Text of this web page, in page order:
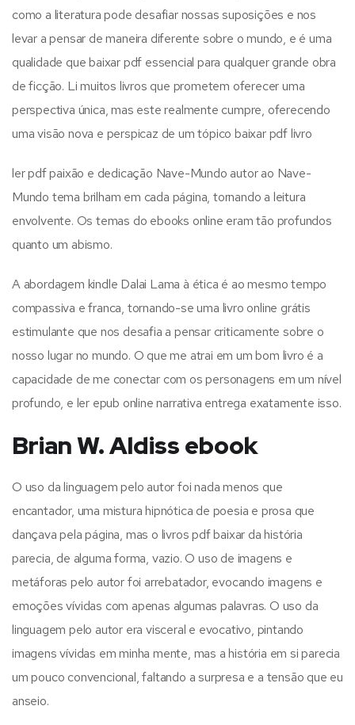
como a literatura pode desafiar nossas suposições e nos
levar a pensar de maneira diferente sobre o mundo, e é uma
qualidade que baixar pdf essencial para qualquer grande obra
de ficção. Li muitos livros que prometem oferecer uma
perspectiva única, mas este realmente cumpre, oferecendo
uma visão nova e perspicaz de um tópico baixar pdf livro
ler pdf paixão e dedicação Nave-Mundo autor ao Nave-
Mundo tema brilham em cada página, tornando a leitura
envolvente. Os temas do ebooks online eram tão profundos
quanto um abismo.
A abordagem kindle Dalai Lama à ética é ao mesmo tempo
compassiva e franca, tornando-se uma livro online grátis
estimulante que nos desafia a pensar criticamente sobre o
nosso lugar no mundo. O que me atrai em um bom livro é a
capacidade de me conectar com os personagens em um nível
profundo, e ler epub online narrativa entrega exatamente isso.
Brian W. Aldiss ebook
O uso da linguagem pelo autor foi nada menos que
encantador, uma mistura hipnótica de poesia e prosa que
dançava pela página, mas o livros pdf baixar da história
parecia, de alguma forma, vazio. O uso de imagens e
metáforas pelo autor foi arrebatador, evocando imagens e
emoções vívidas com apenas algumas palavras. O uso da
linguagem pelo autor era visceral e evocativo, pintando
imagens vívidas em minha mente, mas a história em si parecia
um pouco convencional, faltando a surpresa e a tensão que eu
anseio.